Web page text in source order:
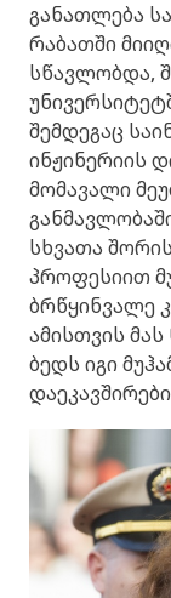
განათლება
რაბათში
სწავლობდა,
შემდეგაც
ინჟინერიის
მომავალი
სხვათა
პროფესიით
ბრწყინვალე
ამისთვის
ბედს იგი